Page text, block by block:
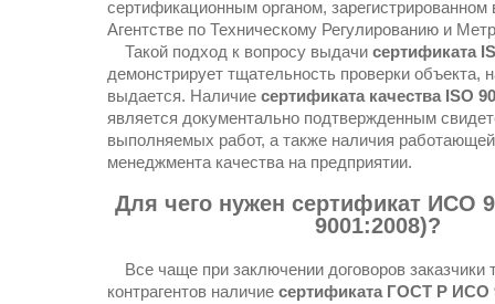
сертификационным органом,
Агентстве по Техническому Регулированию и
Такой подход к вопросу выдачи сертификата
демонстрирует тщательность проверки объекта,
выдается. Наличие сертификата качества ISO
является документально подтвержденным
выполняемых работ, а также наличия
менеджмента качества на предприятии.
Для чего нужен сертификат ИСО
9001:2008)?
Все чаще при заключении договоров заказчики
контрагентов наличие сертификата ГОСТ Р ИСО